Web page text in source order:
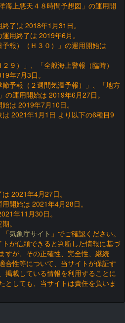
海上悪天４８時間予想図」の運用開
了は 2018年1月31日。
用終了は 2019年6月。
報）（Ｈ３０）」の運用開始は
９）」、「全般海上警報（臨時）
年7月3日。
予報（２週間気温予報）」、「地方
運用開始は 2019年6月27日。
は 2019年7月10日。
2021年1月1日 より以下の6種目9
2021年4月27日。
開始は 2021年4月28日。
年11月30日。
。
「気象庁サイト 」でご確認ください。
が信頼できると判断した情報に基づ
すが、その正確性、完全性、継続
合性等について、当サイトが保証す
掲載している情報を利用することに
としても、当サイトは責任を負いま